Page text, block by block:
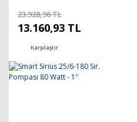
23.928,96 TL
13.160,93 TL
Karşılaştır